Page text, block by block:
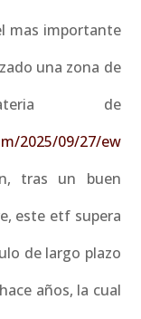
mas importante
una zona de
de
2025/09/27/ew
tras un buen
este etf supera
de largo plazo
años, la cual